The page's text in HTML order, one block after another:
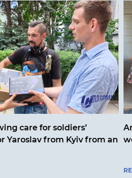
care for soldiers’
Yaroslav from Kyiv from an